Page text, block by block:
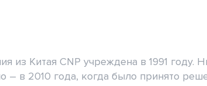
из Китая CNP учреждена в 1991
– в 2010 года, когда было принято